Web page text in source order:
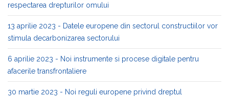
respectarea drepturilor omului
13 aprilie 2023 - Datele europene din sectorul constructiilor vor
stimula decarbonizarea sectorului
6 aprilie 2023 - Noi instrumente si procese digitale pentru
afacerile transfrontaliere
30 martie 2023 - Noi reguli europene privind dreptul